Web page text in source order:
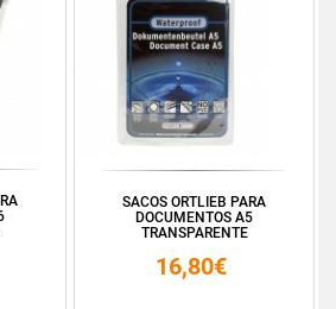
SACOS ORTLIEB PARA
DOCUMENTOS A5
TRANSPARENTE
16,80€